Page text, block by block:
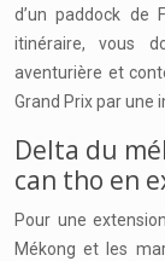
d’un paddock de
itinéraire, vous
aventurière et
Grand Prix par une
Delta du
can tho en
Pour une
Mékong et les